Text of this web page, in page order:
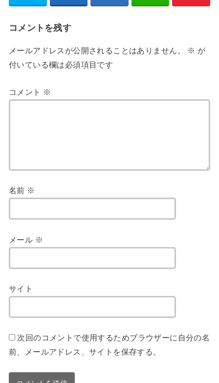
コメントを残す
メールアドレスが公開されることはありません。 ※ が
付いている欄は必須項目です
コメント ※
名前 ※
メール ※
サイト
次回のコメントで使用するためブラウザーに自分の名
前、メールアドレス、サイトを保存する。